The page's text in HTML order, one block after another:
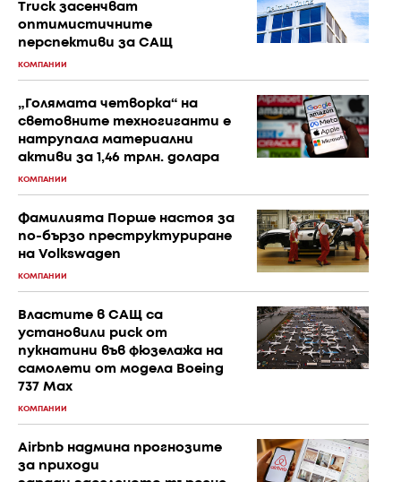
Truck засенчват
оптимистичните
перспективи за САЩ
КОМПАНИИ
„Голямата четворка“ на
световните техногиганти е
натрупала материални
активи за 1,46 трлн. долара
КОМПАНИИ
Фамилията Порше настоя за
по-бързо преструктуриране
на Volkswagen
КОМПАНИИ
Властите в САЩ са
установили риск от
пукнатини във фюзелажа на
самолети от модела Boeing
737 Max
КОМПАНИИ
Airbnb надмина прогнозите
за приходи